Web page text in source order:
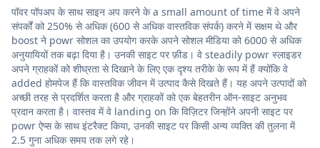
पॉवर पॉपअप के साथ साइन अप करने के a small amount of time में वे अपने
संपर्कों को 250% से अधिक (600 से अधिक वास्तविक संपर्क) करने में सक्षम थे और
boost ने powr सोशल का उपयोग करके अपने सोशल मीडिया को 6000 से अधिक
अनुयायियों तक बढ़ा दिया है। उनकी साइट पर फ़ीड। वे steadily powr स्लाइडर
अपने ग्राहकों को शीघ्रता से दिखाने के लिए एक दृश्य तरीके के रूप में हैं क्योंकि वे
added होमपेज हैं कि वास्तविक जीवन में उत्पाद कैसे दिखते हैं। यह अपने उत्पादों को
अच्छी तरह से प्रदर्शित करता है और ग्राहकों को एक बेहतरीन ऑन-साइट अनुभव
प्रदान करता है। वास्तव में वे landing on कि विज़िटर जिन्होंने अपनी साइट पर
powr ऐप्स के साथ इंटरैक्ट किया, उनकी साइट पर किसी अन्य व्यक्ति की तुलना में
2.5 गुना अधिक समय तक लगे रहे।